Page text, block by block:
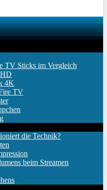
TV Sticks im Vergleich
4K
TV
die Technik?
beim Streamen